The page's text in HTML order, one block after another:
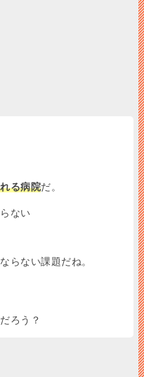
る病院だ。
ない
らない課題だね。
ろう？